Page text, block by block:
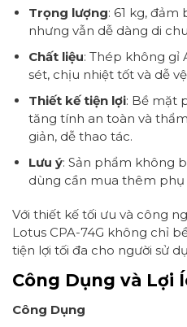
Trọng lượng: 61 kg,
nhưng vẫn dễ dàng di
Chất liệu: Thép không gỉ
sét, chịu nhiệt tốt và dễ
Thiết kế tiện lợi: Bề mặt
tăng tính an toàn và
giản, dễ thao tác.
Lưu ý: Sản phẩm không
dùng cần mua thêm phụ
Với thiết kế tối ưu và công
Lotus CPA-74G không chỉ
tiện lợi tối đa cho người sử
Công Dụng và Lợi
Công Dụng